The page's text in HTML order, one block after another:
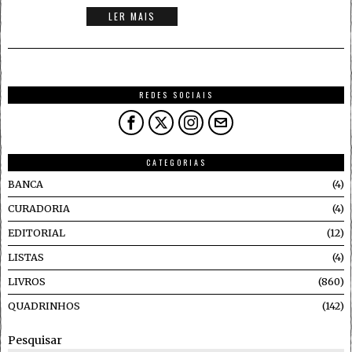
LER MAIS
REDES SOCIAIS
CATEGORIAS
BANCA
4
CURADORIA 4
EDITORIAL 12
LISTAS 4
LIVROS 860
QUADRINHOS 142
Pesquisar